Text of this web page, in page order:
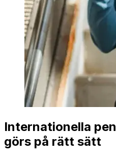
Internationella
görs på rätt sätt